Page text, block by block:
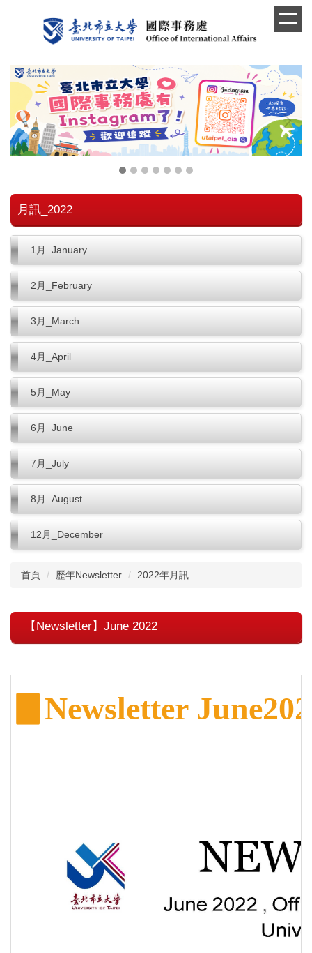
內
容
月訊_2022
1月_January
2月_February
3月_March
4月_April
5月_May
6月_June
7月_July
8月_August
12月_December
首頁 歷年Newsletter 2022年月訊
【Newsletter】June 2022
Newsletter